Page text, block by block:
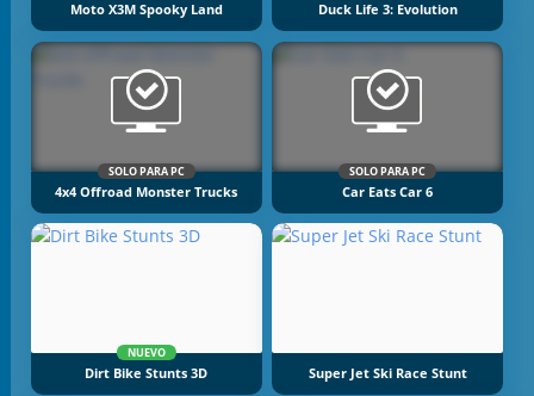
Moto X3M Spooky Land Duck Life 3: Evolution
SOLO PARA PC
4x4 Offroad Monster Trucks
SOLO PARA PC
Car Eats Car 6
NUEVO
Dirt Bike Stunts 3D Super Jet Ski Race Stunt